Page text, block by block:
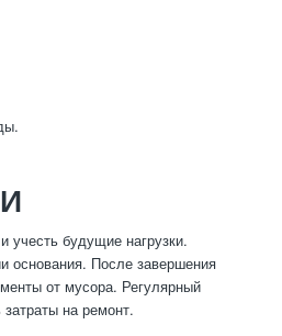
учесть будущие нагрузки.
основания. После завершения
от мусора. Регулярный
на ремонт.